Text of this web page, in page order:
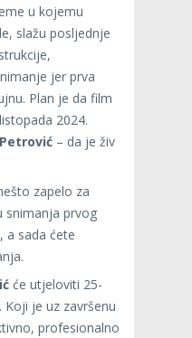
u kojemu
slažu posljednje
jer prva
Plan je da film
2024.
– da je živ
zapelo za
snimanja prvog
a sada ćete
će utjeloviti 25-
. Koji je uz završenu
profesionalno